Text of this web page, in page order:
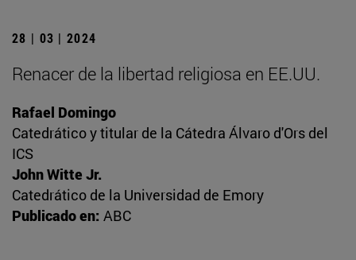
28 | 03 | 2024
Renacer de la libertad religiosa en EE.UU.
Rafael Domingo
Catedrático y titular de la Cátedra Álvaro d'Ors del
ICS
John Witte Jr.
Catedrático de la Universidad de Emory
Publicado en: ABC